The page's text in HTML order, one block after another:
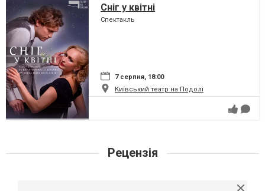
Сніг у квітні
Спектакль
7 серпня, 18:00
Київський театр на Подолі
Рецензія